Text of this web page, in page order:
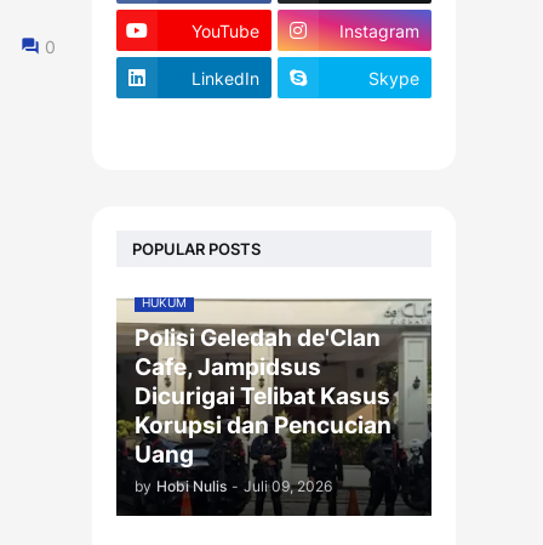
0
YouTube Instagram
LinkedIn Skype
POPULAR POSTS
HUKUM
Polisi Geledah de'Clan
Cafe, Jampidsus
Dicurigai Telibat Kasus
Korupsi dan Pencucian
Uang
by Hobi Nulis - Juli 09, 2026